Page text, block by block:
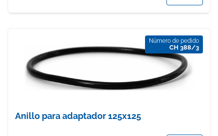
Número de pedido
CH 388/3
Anillo para adaptador 125x125